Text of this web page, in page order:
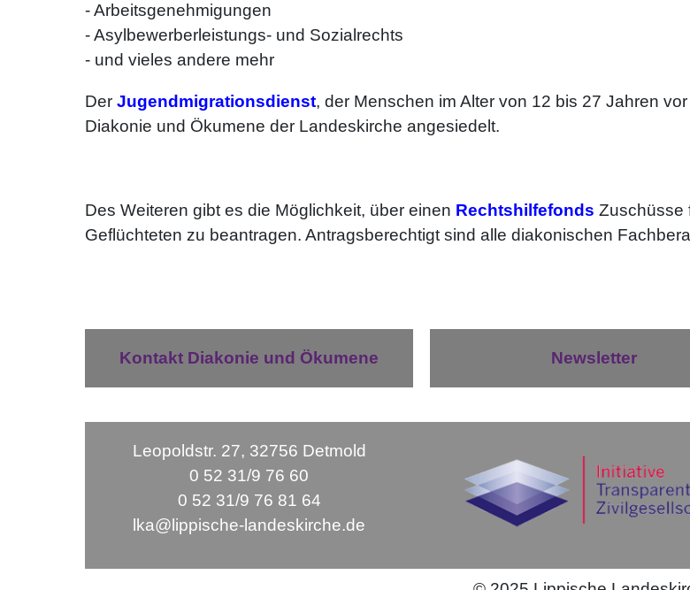
- Arbeitsgenehmigungen
- Asylbewerberleistungs- und Sozialrechts
- und vieles andere mehr
Der Jugendmigrationsdienst, der Menschen im Alter von 12 bis 27 Jahren
Diakonie und Ökumene der Landeskirche angesiedelt.
Des Weiteren gibt es die Möglichkeit, über einen Rechtshilfefonds Zuschüsse
Geflüchteten zu beantragen. Antragsberechtigt sind alle diakonischen
Kontakt Diakonie und Ökumene Newsletter
Leopoldstr. 27, 32756 Detmold
0 52 31/9 76 60
0 52 31/9 76 81 64
lka@lippische-landeskirche.de